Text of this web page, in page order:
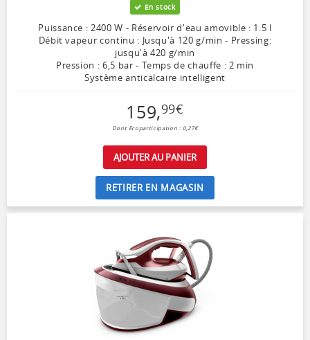
En stock
Puissance : 2400 W - Réservoir d'eau amovible : 1.5 l
Débit vapeur continu : Jusqu'à 120 g/min - Pressing:
jusqu'à 420 g/min
Pression : 6,5 bar - Temps de chauffe : 2 min
Système anticalcaire intelligent
159,99€
Dont Ecoparticipation : 0,27€
AJOUTER AU PANIER
RETIRER EN MAGASIN